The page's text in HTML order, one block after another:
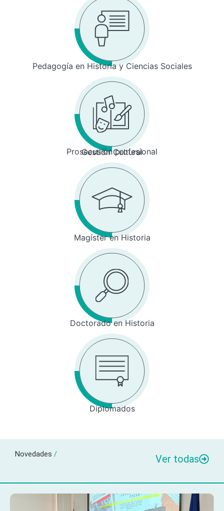
Pedagogía en Historia y Ciencias Sociales
Prosecusión profesional
Gestión Cultural
Magíster en Historia
Doctorado en Historia
Diplomados
Novedades / Ver todas